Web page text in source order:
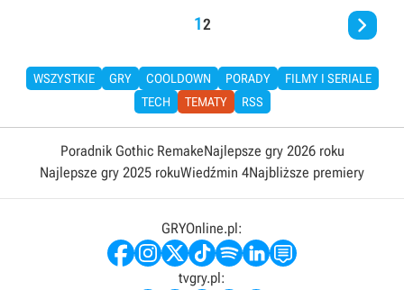
12 
WSZYSTKIE GRY COOLDOWN PORADY
FILMY I SERIALE
TECH
TEMATY RSS
Poradnik Gothic RemakeNajlepsze gry 2026 roku
Najlepsze gry 2025 rokuWiedźmin 4Najbliższe premiery
GRYOnline.pl:
tvgry.pl: